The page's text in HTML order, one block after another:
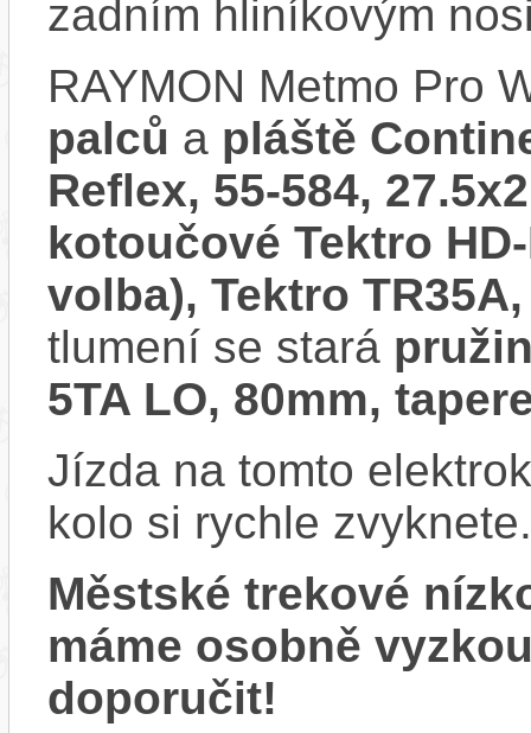
zadním hliníkovým
RAYMON Metmo Pro
palců a pláště
Reflex, 55-584,
kotoučové Tektro
volba), Tektro
tlumení se stará
5TA LO, 80mm,
Jízda na tomto
kolo si rychle zvyknete.
Městské trekové
máme osobně
doporučit!